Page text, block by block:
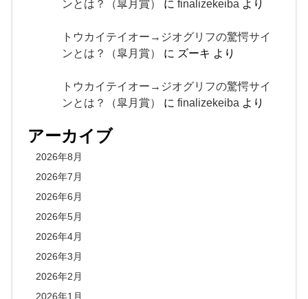
ンとは？（皐月賞） にfinalizekeiba より
トウカイテイオー→ジオグリフの驚愕サイ
ンとは？（皐月賞）
に ズーキ より
トウカイテイオー→ジオグリフの驚愕サイ
ンとは？（皐月賞）
にfinalizekeiba より
アーカイブ
2026年8月
2026年7月
2026年6月
2026年5月
2026年4月
2026年3月
2026年2月
2026年1月